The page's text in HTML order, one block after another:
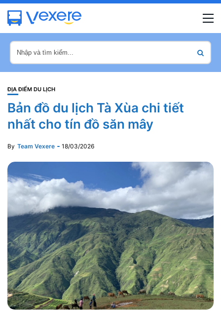
ĐỊA ĐIỂM DU LỊCH
Bản đồ du lịch Tà Xùa chi tiết
nhất cho tín đồ săn mây
By Team Vexere 18/03/2026